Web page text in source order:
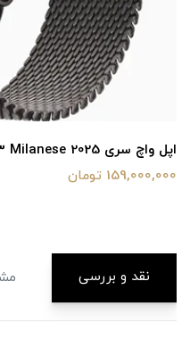
اپل واچ سری Ultra 3 Milanese 2025
159,000,000 تومان
نقد و بررسی